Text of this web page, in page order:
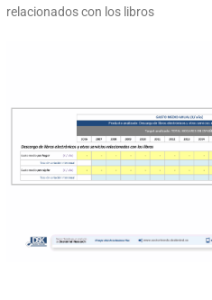
relacionados con los libros